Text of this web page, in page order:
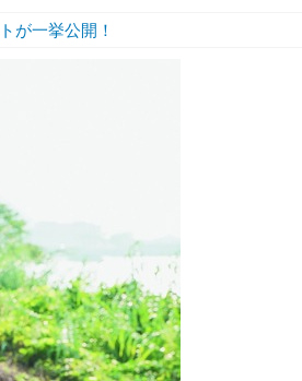
が一挙公開！